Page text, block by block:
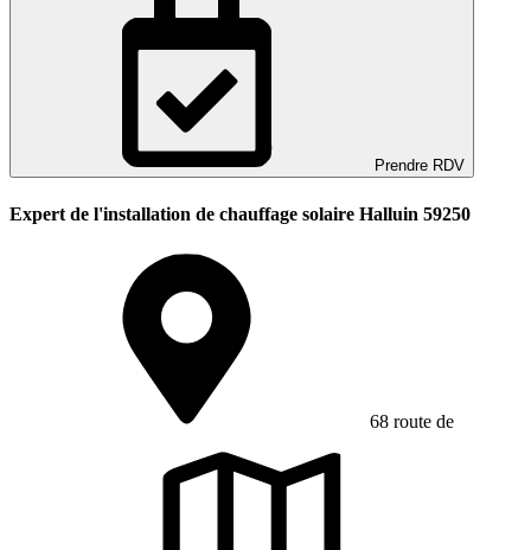
Prendre RDV
Expert de l'installation de chauffage solaire Halluin 59250
68 route de